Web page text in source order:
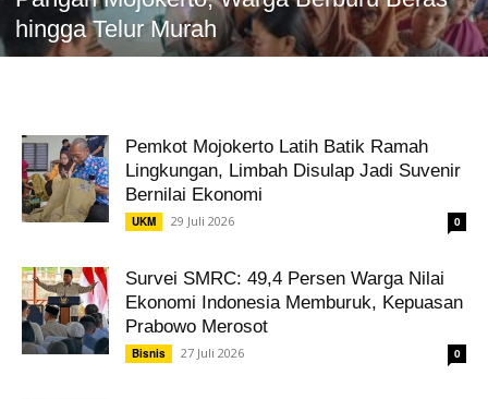
hingga Telur Murah
Pemkot Mojokerto Latih Batik Ramah
Lingkungan, Limbah Disulap Jadi Suvenir
Bernilai Ekonomi
UKM 29 Juli 2026 0
Survei SMRC: 49,4 Persen Warga Nilai
Ekonomi Indonesia Memburuk, Kepuasan
Prabowo Merosot
Bisnis 27 Juli 2026 0